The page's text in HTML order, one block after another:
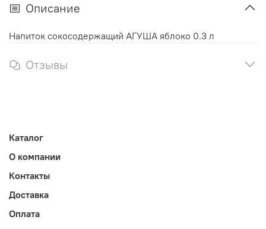
Описание
Напиток сокосодержащий АГУША яблоко 0.3 л
Отзывы
Каталог
О компании
Контакты
Доставка
Оплата